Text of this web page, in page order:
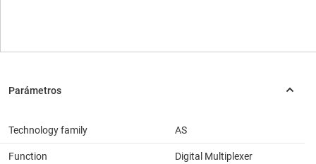
Technology family AS
Function Digital Multiplexer